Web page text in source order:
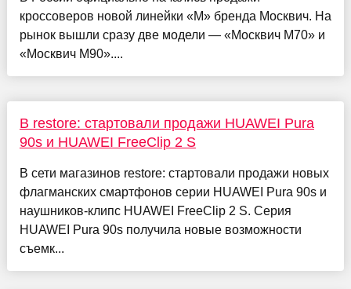
кроссоверов новой линейки «М» бренда Москвич. На
рынок вышли сразу две модели — «Москвич М70» и
«Москвич М90»....
В restore: стартовали продажи HUAWEI Pura
90s и HUAWEI FreeClip 2 S
В сети магазинов restore: стартовали продажи новых
флагманских смартфонов серии HUAWEI Pura 90s и
наушников-клипс HUAWEI FreeClip 2 S. Серия
HUAWEI Pura 90s получила новые возможности
съемк...